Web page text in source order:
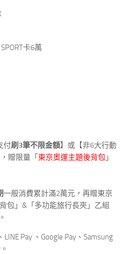
卡6萬
付刷 3筆不限金額】或【非6大行動
贈限量「 東京奧運主題後背包 」
一般消費累計滿2萬元，再贈東京
包」&「多功能旅行長夾」乙組
Pay 、Google Pay、Samsung